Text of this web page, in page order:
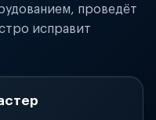
проведёт
исправит